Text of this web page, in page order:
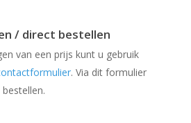
/ direct bestellen
van een prijs kunt u gebruik
. Via dit formulier